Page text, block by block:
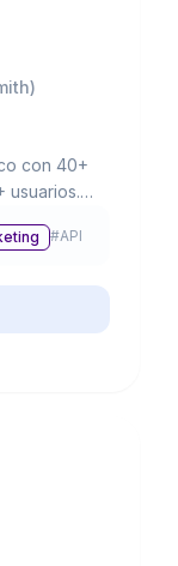
con 40+
usuarios.
#API